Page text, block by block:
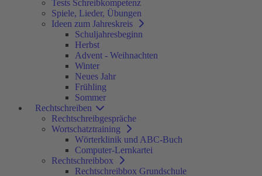
Tests Schreibkompetenz
Spiele, Lieder, Übungen
Ideen zum Jahreskreis
Schuljahresbeginn
Herbst
Advent - Weihnachten
Winter
Neues Jahr
Frühling
Sommer
Rechtschreiben
Rechtschreibgespräche
Wortschatztraining
Wörterklinik und ABC-Buch
Computer-Lernkartei
Rechtschreibbox
Rechtschreibbox Grundschule